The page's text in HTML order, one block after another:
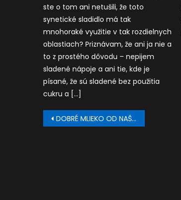
ste o tom ani netušili, že toto
synetické sladidlo má tak
mnohoraké využitie v tak rozdielnych
oblastiach? Priznávam, že ani ja nie a
to z prostého dôvodu – nepijem
sladené nápoje a ani tie, kde je
písané, že sú sladené bez použitia
cukru a […]
Post
navigation
DOBRÉ MLIEKO OD NAŠICH DOMÁCICH CHOVATEĽOV